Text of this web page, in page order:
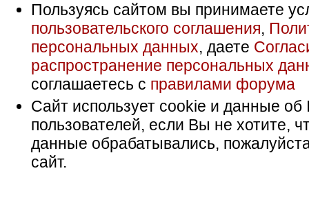
Пользуясь сайтом вы принимаете
пользовательского соглашения,
персональных данных, даете
распространение персональных
соглашаетесь с правилами форума
Сайт использует cookie и данные об
пользователей, если Вы не хотите,
данные обрабатывались,
сайт.